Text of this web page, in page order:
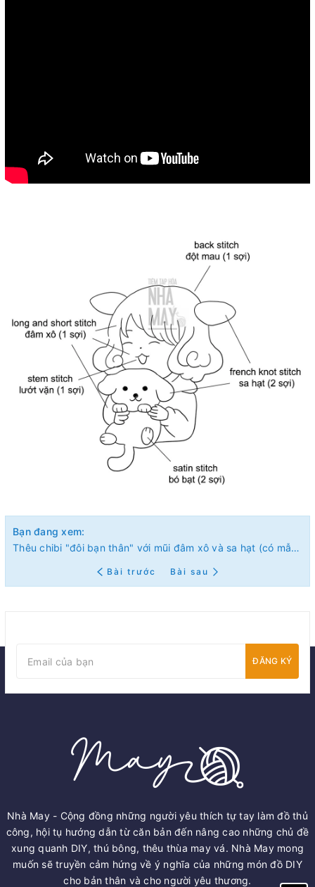
Bạn đang xem:
Thêu chibi "đôi bạn thân" với mũi đâm xô và sa hạt (có mẫu in)
Bài trước Bài sau
ĐĂNG KÝ
Nhà May - Cộng đồng những người yêu thích tự tay làm đồ thủ
công, hội tụ hướng dẫn từ căn bản đến nâng cao những chủ đề
xung quanh DIY, thú bông, thêu thùa may vá. Nhà May mong
muốn sẽ truyền cảm hứng về ý nghĩa của những món đồ DIY
cho bản thân và cho người yêu thương.